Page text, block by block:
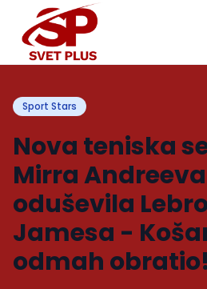
Sport Stars
Nova teniska
Mirra Andreeva
oduševila
Jamesa -
odmah obratio!